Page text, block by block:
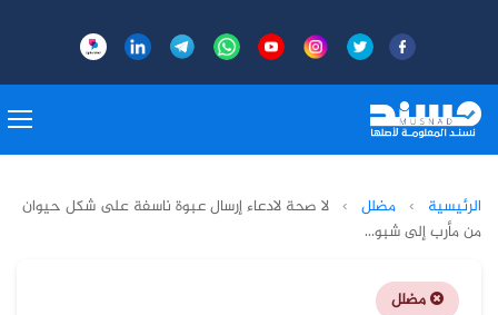
الرئيسية › مضلل › لا صحة لادعاء إرسال عبوة ناسفة على شكل حيوان
من مأرب إلى شبو...
مضلل